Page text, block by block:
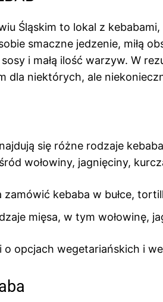
Śląskim to lokal z
smaczne jedzenie, miłą
i małą ilość warzyw. W
dla niektórych, ale
się różne rodzaje
wołowiny, jagnięciny,
zamówić kebaba w bułce,
mięsa, w tym wołowinę,
opcjach wegetariańskich i